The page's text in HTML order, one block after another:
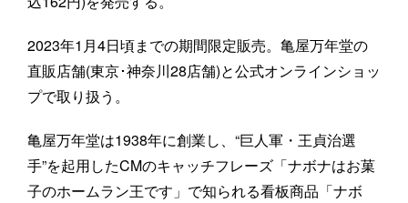
2023年1月4日頃までの期間限定販売。亀屋万年堂の
直販店舗(東京･神奈川28店舗)と公式オンラインショッ
プで取り扱う。
亀屋万年堂は1938年に創業し、“巨人軍・王貞治選
手”を起用したCMのキャッチフレーズ「ナボナはお菓
子のホームラン王です」で知られる看板商品「ナボ